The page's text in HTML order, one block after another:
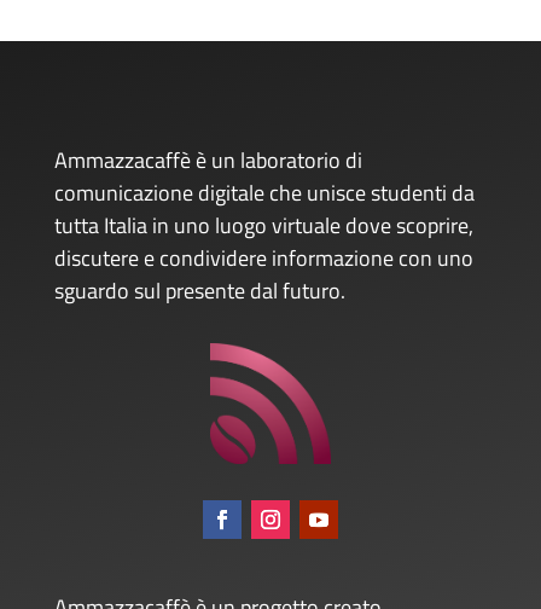
Ammazzacaffè è un laboratorio di
comunicazione digitale che unisce studenti da
tutta Italia in uno luogo virtuale dove scoprire,
discutere e condividere informazione con uno
sguardo sul presente dal futuro.